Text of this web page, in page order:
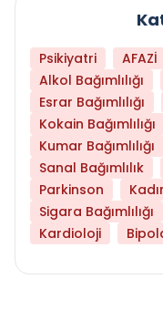
Psikiyatri AFAZİ
Alkol Bağımlılığı
Esrar Bağımlılığı
Kokain Bağımlılığı
Kumar Bağımlılığı
Sanal Bağımlılık
Parkinson
Sigara Bağımlılığı
Kardioloji